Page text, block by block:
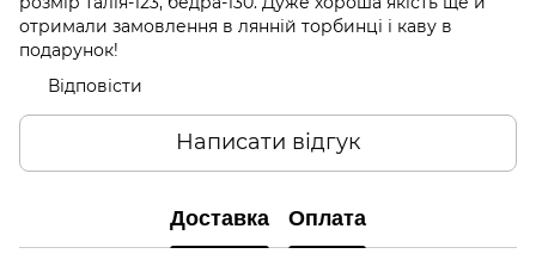
отримали замовлення в лянній торбинці і каву в
подарунок!
Відповісти
Написати відгук
Доставка Оплата